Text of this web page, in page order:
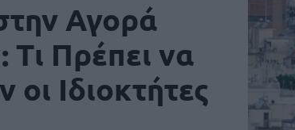
Αγορά
Τι Πρέπει να
οι Ιδιοκτήτες